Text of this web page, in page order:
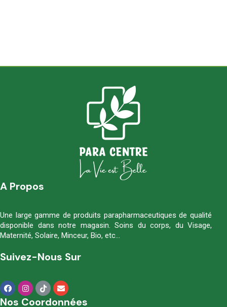
A Propos
Une large gamme de produits parapharmaceutiques de qualité
disponible dans notre magasin. Soins du corps, du Visage,
Maternité, Solaire, Minceur, Bio, etc…
Suivez-Nous Sur
Nos Coordonnées